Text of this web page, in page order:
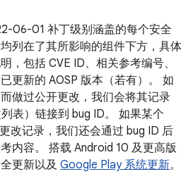
06-01 补丁级别涵盖的每个安全
列在了其所影响的组件下方，具体
，包括 CVE ID、相关参考编号、
更新的 AOSP 版本（若有）。 如
做过公开更改，我们会将其记录
列表）链接到 bug ID。 如果某个
改记录，我们还会通过 bug ID 后
内容。 搭载 Android 10 及更高版
更新以及 Google Play 系统更新。